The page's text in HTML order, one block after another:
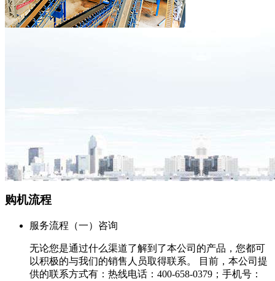
购机流程
服务流程（一）咨询
无论您是通过什么渠道了解到了本公司的产品，您都可
以积极的与我们的销售人员取得联系。 目前，本公司提
供的联系方式有：热线电话：400-658-0379；手机号：